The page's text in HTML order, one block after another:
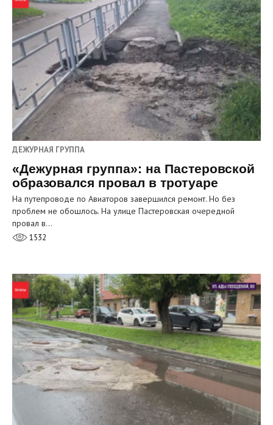
ДЕЖУРНАЯ ГРУППА
«Дежурная группа»: на Пастеровской
образовался провал в тротуаре
На путепроводе по Авиаторов завершился ремонт. Но без
проблем не обошлось. На улице Пастеровская очередной
провал в…
1532